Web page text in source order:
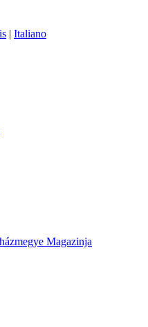
| Italiano
Magazinja